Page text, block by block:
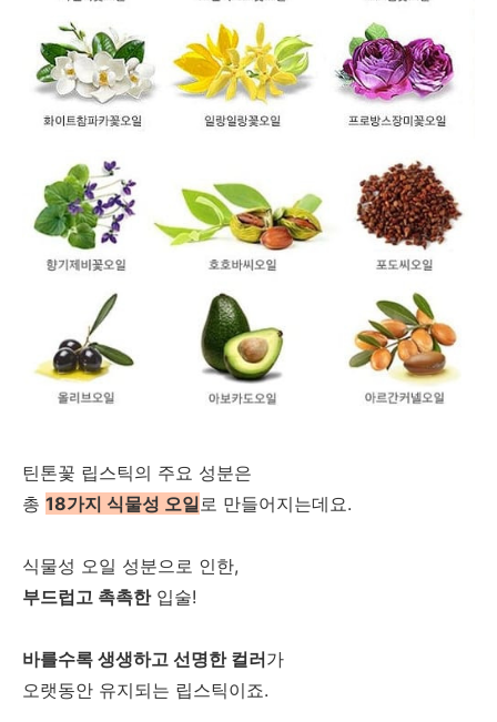
틴톤꽃 립스틱의 주요 성분은
총 18가지 식물성 오일 로 만들어지는데요.
식물성 오일 성분으로 인한,
부드럽고 촉촉한입술!
바를수록 생생하고 선명한 컬러가
오랫동안 유지되는 립스틱이죠.